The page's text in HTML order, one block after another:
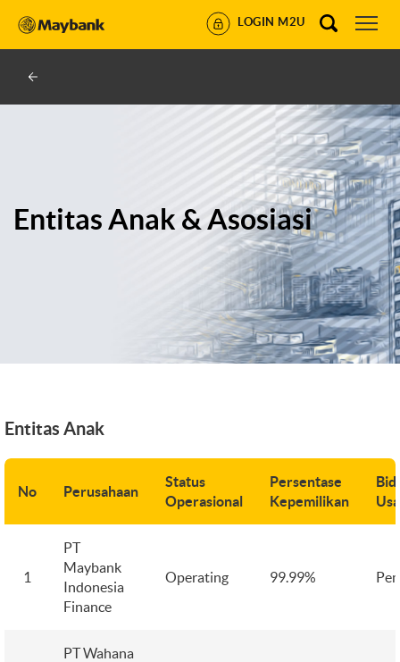
LOGIN M2U
Entitas Anak & Asosiasi
Entitas Anak
No Perusahaan
Status
Operasional
Persentase
Kepemilikan
1
PT
Maybank
Indonesia
Finance
Operating 99.99%
PT Wahana